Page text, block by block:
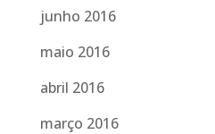
junho 2016
maio 2016
abril 2016
março 2016